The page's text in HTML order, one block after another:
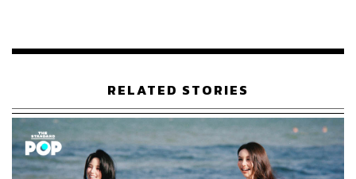
ปลอบโยนและเป็นที่พักพิง แต่งเพลงให้ก็แล้ว ชวนมาฟังเพลง
ที่ห้องก็แล้ว แต่เธอก็ยังไม่เลือกเรา หรือว่าเรายังเป็น ‘คนเฬว’
ไม่พอ เธอจึงไม่หันมามองเราเสียที
RELATED STORIES